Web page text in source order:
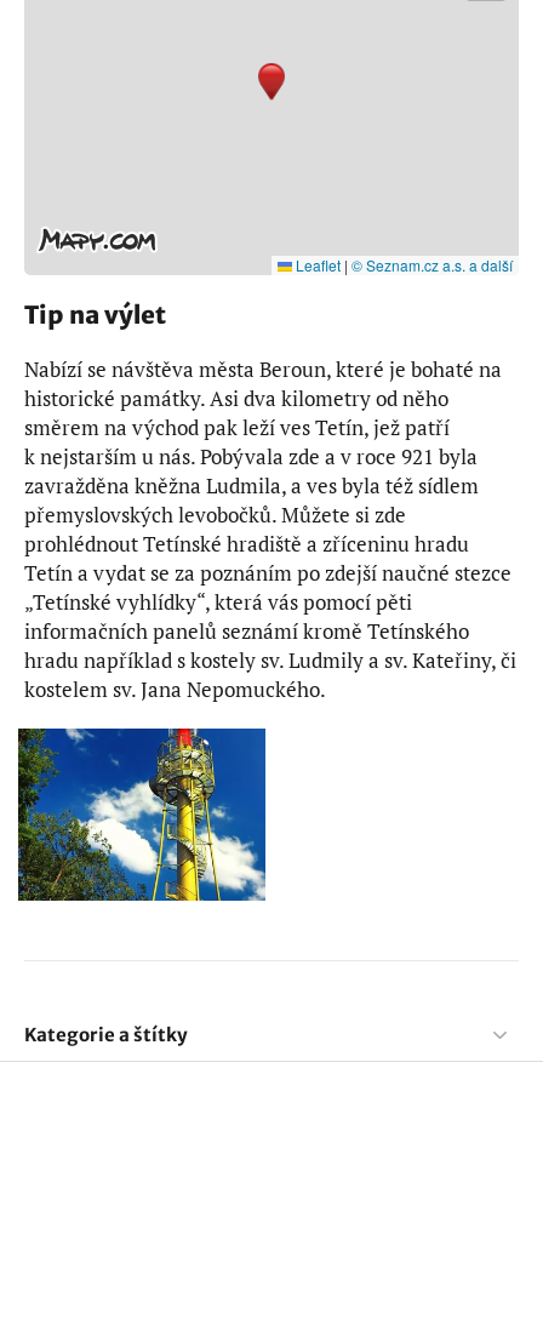
Leaflet | © Seznam.cz a.s. a další
Tip na výlet
Nabízí se návštěva města Beroun, které je bohaté na
historické památky. Asi dva kilometry od něho
směrem na východ pak leží ves Tetín, jež patří
k nejstarším u nás. Pobývala zde a v roce 921 byla
zavražděna kněžna Ludmila, a ves byla též sídlem
přemyslovských levobočků. Můžete si zde
prohlédnout Tetínské hradiště a zříceninu hradu
Tetín a vydat se za poznáním po zdejší naučné stezce
„Tetínské vyhlídky“, která vás pomocí pěti
informačních panelů seznámí kromě Tetínského
hradu například s kostely sv. Ludmily a sv. Kateřiny, či
kostelem sv. Jana Nepomuckého.
Kategorie a štítky